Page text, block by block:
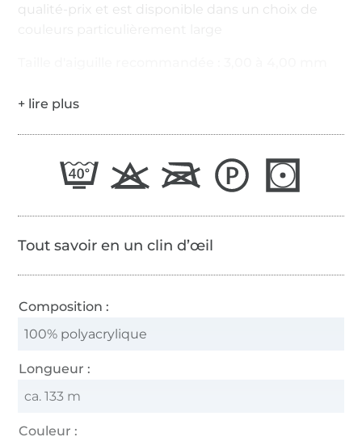
qualité-prix et est disponible dans un choix de
Tout savoir en un clin d’œil
Composition :
100% polyacrylique
Longueur :
ca. 133 m
Couleur :